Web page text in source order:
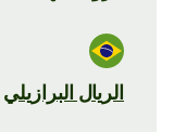
الريال البرازيلي